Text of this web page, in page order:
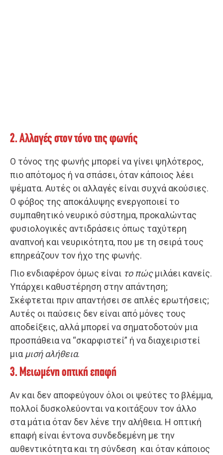
2. Αλλαγές στον τόνο της φωνής
Ο τόνος της φωνής μπορεί να γίνει ψηλότερος,
πιο απότομος ή να σπάσει, όταν κάποιος λέει
ψέματα. Αυτές οι αλλαγές είναι συχνά ακούσιες.
Ο φόβος της αποκάλυψης ενεργοποιεί το
συμπαθητικό νευρικό σύστημα, προκαλώντας
φυσιολογικές αντιδράσεις όπως ταχύτερη
αναπνοή και νευρικότητα, που με τη σειρά τους
επηρεάζουν τον ήχο της φωνής.
Πιο ενδιαφέρον όμως είναι το πώςμιλάει κανείς.
Υπάρχει καθυστέρηση στην απάντηση;
Σκέφτεται πριν απαντήσει σε απλές ερωτήσεις;
Αυτές οι παύσεις δεν είναι από μόνες τους
αποδείξεις, αλλά μπορεί να σηματοδοτούν μια
προσπάθεια να “σκαρφιστεί” ή να διαχειριστεί
μια μισή αλήθεια.
3. Μειωμένη οπτική επαφή
Αν και δεν αποφεύγουν όλοι οι ψεύτες το βλέμμα,
πολλοί δυσκολεύονται να κοιτάξουν τον άλλο
στα μάτια όταν δεν λένε την αλήθεια. Η οπτική
επαφή είναι έντονα συνδεδεμένη με την
αυθεντικότητα και τη σύνδεση και όταν κάποιος